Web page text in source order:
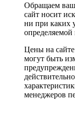
Обращаем
сайт носит
ни при каких
Цены на
могут быть
менеджеров